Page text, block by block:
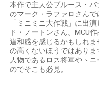
本作で主人公ブルース・
のマーク・ラファロさん
「ミニミニ大作戦」に出
ド・ノートンさん。MCU
違和感を感じるかもしれ
の高くないほうではあり
人物であるロス将軍やト
のでそこも必見。